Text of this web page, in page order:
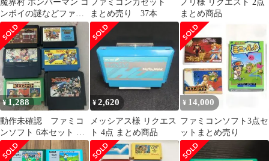
魔界村 ボンバーマン コ
ンボイの謎などファミ
コンソフト8点
ファミコンカセット
まとめ売り 37本
ノリ様 リクエスト 2点
まとめ商品
¥1,288
動作未確認 ファミコ
ンソフト 6本セット ま
とめ売り
¥2,620
メッシアス様 リクエス
ト 4点 まとめ商品
¥ 14,000
ファミコンソフト3点セ
ットまとめ売り